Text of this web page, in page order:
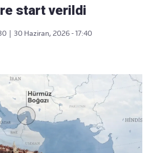
start verildi
30 Haziran, 2026 - 17:40